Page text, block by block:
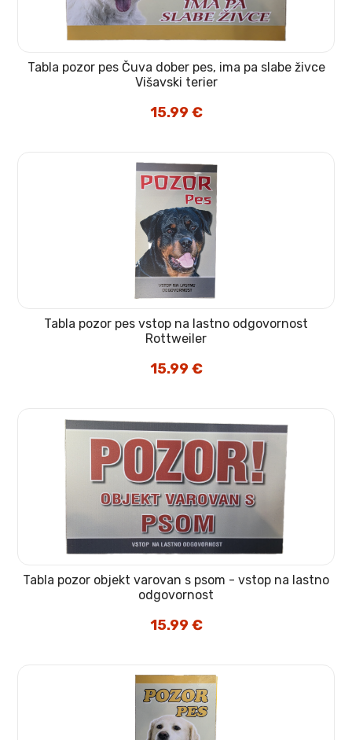
Tabla pozor pes Čuva dober pes, ima pa slabe živce
Višavski terier
15.99€
Tabla pozor pes vstop na lastno odgovornost
Rottweiler
15.99€
Tabla pozor objekt varovan s psom - vstop na lastno
odgovornost
15.99€